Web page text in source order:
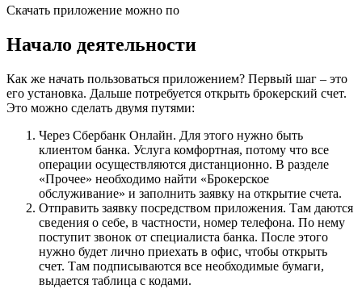
Скачать приложение можно по
Начало деятельности
Как же начать пользоваться приложением? Первый шаг – это
его установка. Дальше потребуется открыть брокерский счет.
Это можно сделать двумя путями:
Через Сбербанк Онлайн. Для этого нужно быть
клиентом банка. Услуга комфортная, потому что все
операции осуществляются дистанционно. В разделе
«Прочее» необходимо найти «Брокерское
обслуживание» и заполнить заявку на открытие счета.
Отправить заявку посредством приложения. Там даются
сведения о себе, в частности, номер телефона. По нему
поступит звонок от специалиста банка. После этого
нужно будет лично приехать в офис, чтобы открыть
счет. Там подписываются все необходимые бумаги,
выдается таблица с кодами.